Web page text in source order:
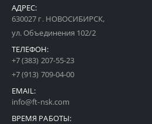
АДРЕС:
630027 г. НОВОСИБИРСК,
ул. Объединения 102/2
ТЕЛЕФОН:
+7 (383) 207-55-23
+7 (913) 709-04-00
EMAIL:
info@ft-nsk.com
ВРЕМЯ РАБОТЫ: